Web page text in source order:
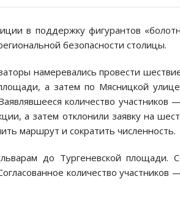
в поддержку фигурантов
безопасности столицы.
намеревались провести
а затем по Мясницкой
количество участников
а затем отклонили заявку на
маршрут и сократить численность.
до Тургеневской площади.
количество участников